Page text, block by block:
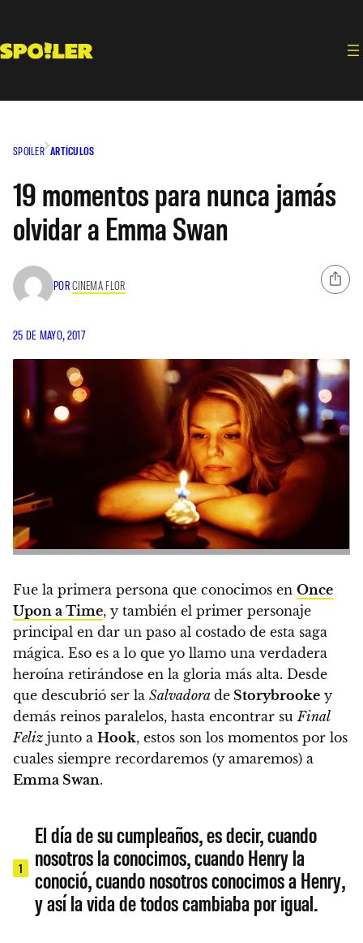
contenido
SPOILER ARTÍCULOS
19 momentos para nunca jamás
olvidar a Emma Swan
PORCINEMA FLOR
25 DE MAYO, 2017
Fue la primera persona que conocimos en Once
Upon a Time, y también el primer personaje
principal en dar un paso al costado de esta saga
mágica. Eso es a lo que yo llamo una verdadera
heroína retirándose en la gloria más alta. Desde
que descubrió ser la Salvadora de Storybrooke y
demás reinos paralelos, hasta encontrar su Final
Feliz junto a Hook, estos son los momentos por los
cuales siempre recordaremos (y amaremos) a
Emma Swan.
1
El día de su cumpleaños, es decir, cuando
nosotros la conocimos, cuando Henry la
conoció, cuando nosotros conocimos a Henry,
y así la vida de todos cambiaba por igual.